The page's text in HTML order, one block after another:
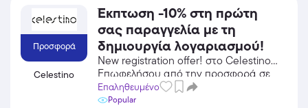
Προσφορά
Celestino
Έκπτωση -10% στη πρώτη
σας παραγγελία με τη
δημιουργία λογαριασμού!
New registration offer! στο Celestino!
Επωφελήσου από την προσφορά σε
Ένδυση του Celestino και κέρδισε από
τις εκπτώσεις!
Επαληθευμένο
Popular